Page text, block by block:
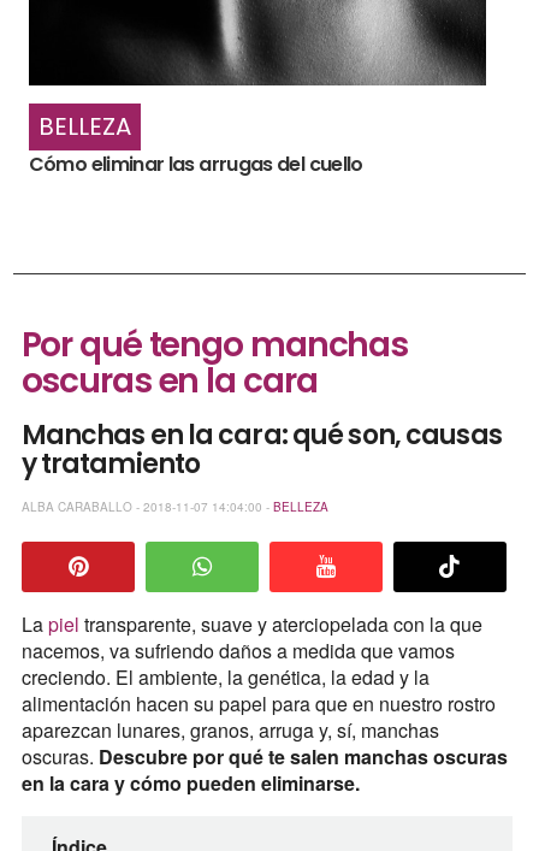
BELLEZA
Cómo eliminar las arrugas del cuello
Por qué tengo manchas
oscuras en la cara
Manchas en la cara: qué son, causas
y tratamiento
ALBA CARABALLO - 2018-11-07 14:04:00 - BELLEZA
Lapiel transparente, suave y aterciopelada con la que
nacemos, va sufriendo daños a medida que vamos
creciendo. El ambiente, la genética, la edad y la
alimentación hacen su papel para que en nuestro rostro
aparezcan lunares, granos, arruga y, sí, manchas
oscuras. Descubre por qué te salen manchas oscuras
en la cara y cómo pueden eliminarse.